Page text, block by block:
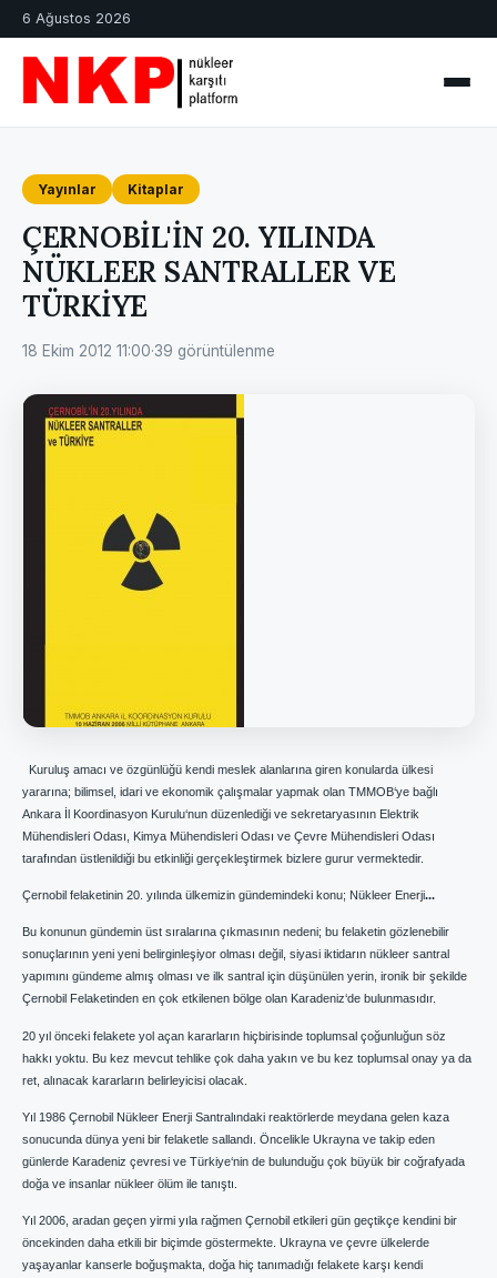
6 Ağustos 2026
Yayınlar Kitaplar
ÇERNOBİL'İN 20. YILINDA
NÜKLEER SANTRALLER VE
TÜRKİYE
18 Ekim 2012 11:00·39 görüntülenme
Kuruluş amacı ve özgünlüğü kendi meslek alanlarına giren konularda ülkesi
yararına; bilimsel, idari ve ekonomik çalışmalar yapmak olan TMMOB‘ye bağlı
Ankara İl Koordinasyon Kurulu‘nun düzenlediği ve sekretaryasının Elektrik
Mühendisleri Odası, Kimya Mühendisleri Odası ve Çevre Mühendisleri Odası
tarafından üstlenildiği bu etkinliği gerçekleştirmek bizlere gurur vermektedir.
Çernobil felaketinin 20. yılında ülkemizin gündemindeki konu; Nükleer Enerji...
Bu konunun gündemin üst sıralarına çıkmasının nedeni; bu felaketin gözlenebilir
sonuçlarının yeni yeni belirginleşiyor olması değil, siyasi iktidarın nükleer santral
yapımını gündeme almış olması ve ilk santral için düşünülen yerin, ironik bir şekilde
Çernobil Felaketinden en çok etkilenen bölge olan Karadeniz‘de bulunmasıdır.
20 yıl önceki felakete yol açan kararların hiçbirisinde toplumsal çoğunluğun söz
hakkı yoktu. Bu kez mevcut tehlike çok daha yakın ve bu kez toplumsal onay ya da
ret, alınacak kararların belirleyicisi olacak.
Yıl 1986 Çernobil Nükleer Enerji Santralındaki reaktörlerde meydana gelen kaza
sonucunda dünya yeni bir felaketle sallandı. Öncelikle Ukrayna ve takip eden
günlerde Karadeniz çevresi ve Türkiye‘nin de bulunduğu çok büyük bir coğrafyada
doğa ve insanlar nükleer ölüm ile tanıştı.
Yıl 2006, aradan geçen yirmi yıla rağmen Çernobil etkileri gün geçtikçe kendini bir
öncekinden daha etkili bir biçimde göstermekte. Ukrayna ve çevre ülkelerde
yaşayanlar kanserle boğuşmakta, doğa hiç tanımadığı felakete karşı kendi